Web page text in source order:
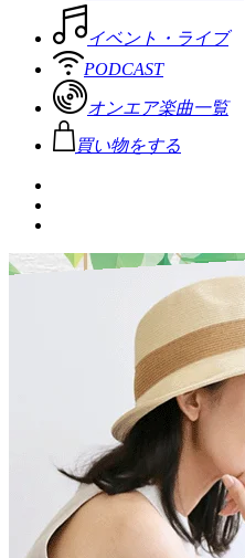
イベント・ライブ
PODCAST
オンエア楽曲一覧
買い物をする